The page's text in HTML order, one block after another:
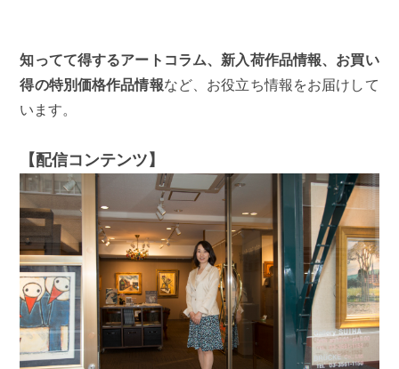
知ってて得するアートコラム、新入荷作品情報、お買い
得の特別価格作品情報など、お役立ち情報をお届けして
います。
【配信コンテンツ】